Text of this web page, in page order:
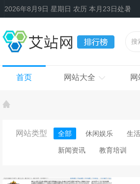
2026年8月9日 星期日 农历 本月23日处暑
首页 网站大全
网站类型 全部 休闲娱乐 生
新闻资讯 教育培训